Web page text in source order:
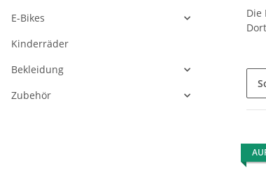
Die
E-Bikes
Kinderräder
Bekleidung
Zubehör